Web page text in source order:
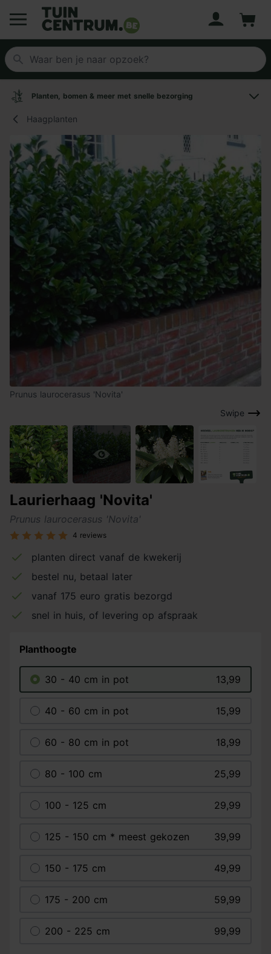
Logo Tuincentrum.be
Planten, bomen & meer met snelle bezorging
Haagplanten
Swipe
Prunus laurocerasus 'Novita'
Laurierhaag 'Novita'
Prunus laurocerasus 'Novita'
4 reviews
planten direct vanaf de kwekerij
bestel nu, betaal later
vanaf 175 euro gratis bezorgd
snel in huis, of levering op afspraak
Planthoogte
30 - 40 cm in pot 13,99
40 - 60 cm in pot 15,99
60 - 80 cm in pot 18,99
80 - 100 cm 25,99
100 - 125 cm 29,99
125 - 150 cm * meest gekozen 39,99
150 - 175 cm 49,99
175 - 200 cm 59,99
200 - 225 cm 99,99